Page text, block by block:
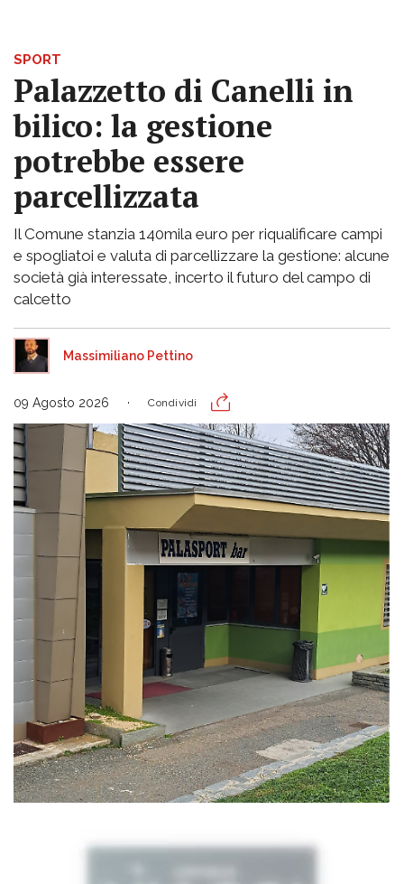
SPORT
Palazzetto di Canelli in
bilico: la gestione
potrebbe essere
parcellizzata
Il Comune stanzia 140mila euro per riqualificare campi
e spogliatoi e valuta di parcellizzare la gestione: alcune
società già interessate, incerto il futuro del campo di
calcetto
Massimiliano Pettino
09 Agosto 2026 Condividi